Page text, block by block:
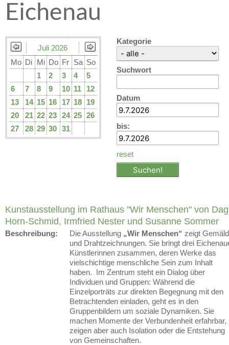
Eichenau
Juli 2026
Mo Di Mi Do Fr Sa So
1
2 3 4
5
6
7 8 9 10 11
12
13
14 15 16 17 18 19
20
21 22 23 24 25 26
27
28 29 30 31
Kategorie
Suchwort
Datum
bis:
reset
Kunstausstellung im Rathaus "Wir Menschen" von
Horn-Schmid, Irmfried Nester und Susanne Sommer
Beschreibung: Die Ausstellung „Wir Menschen“ zeigt
und Drahtzeichnungen. Sie bringt drei
Künstlerinnen zusammen, deren Werke das
vielschichtige menschliche Sein zum Inhalt
haben. Im Zentrum steht ein Dialog über
Individuen und Gruppen: Während die
Einzelporträts zur direkten Begegnung mit den
Betrachtenden einladen, geht es in den
Gruppenbildern um soziale Dynamiken. Sie
machen Momente der Verbundenheit erfahrbar,
zeigen aber auch Isolation oder die Entstehung
von Gemeinschaften.